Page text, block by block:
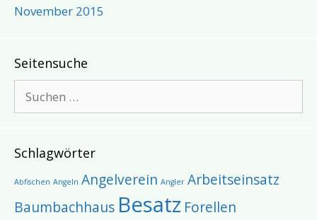
November 2015
Seitensuche
nach:
Schlagwörter
Abfischen Angeln Angelverein Angler Arbeitseinsatz
Baumbachhaus Besatz Forellen